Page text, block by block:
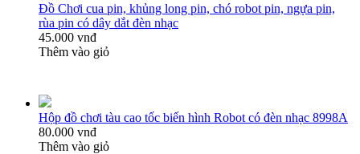
Đồ Chơi cua pin, khủng long pin, chó robot pin, ngựa pin,
rùa pin có dây dắt đèn nhạc
45.000 vnđ
Thêm vào giỏ
Hộp đồ chơi tàu cao tốc biến hình Robot có đèn nhạc 8998A
80.000 vnđ
Thêm vào giỏ